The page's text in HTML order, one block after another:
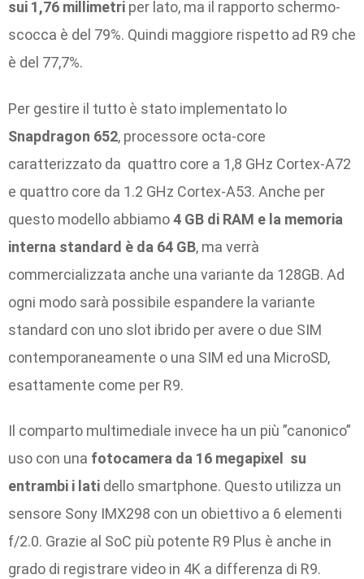
sui 1,76 millimetri per lato, ma il rapporto schermo-
scocca è del 79%. Quindi maggiore rispetto ad R9 che
è del 77,7%.
Per gestire il tutto è stato implementato lo
Snapdragon 652, processore octa-core
caratterizzato da quattro core a 1,8 GHz Cortex-A72
e quattro core da 1.2 GHz Cortex-A53. Anche per
questo modello abbiamo4 GB di RAM e la memoria
interna standard è da 64 GB, ma verrà
commercializzata anche una variante da 128GB. Ad
ogni modo sarà possibile espandere la variante
standard con uno slot ibrido per avere o due SIM
contemporaneamente o una SIM ed una MicroSD,
esattamente come per R9.
Il comparto multimediale invece ha un più ”canonico”
uso con una fotocamera da 16 megapixel su
entrambi i lati dello smartphone. Questo utilizza un
sensore Sony IMX298 con un obiettivo a 6 elementi
f/2.0. Grazie al SoC più potente R9 Plus è anche in
grado di registrare video in 4K a differenza di R9.